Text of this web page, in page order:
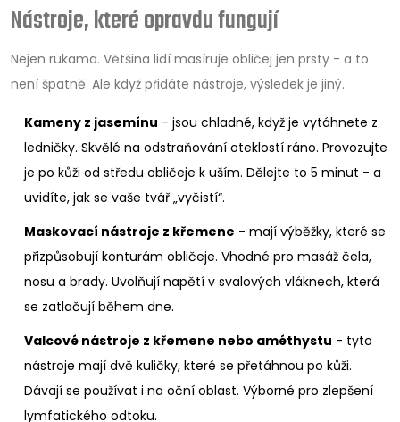
Nástroje, které opravdu fungují
Nejen rukama. Většina lidí masíruje obličej jen prsty - a to
není špatně. Ale když přidáte nástroje, výsledek je jiný.
Kameny z jasemínu - jsou chladné, když je vytáhnete z
ledničky. Skvělé na odstraňování oteklostí ráno. Provozujte
je po kůži od středu obličeje k uším. Dělejte to 5 minut - a
uvidíte, jak se vaše tvář „vyčistí“.
Maskovací nástroje z křemene - mají výběžky, které se
přizpůsobují konturám obličeje. Vhodné pro masáž čela,
nosu a brady. Uvolňují napětí v svalových vláknech, která
se zatlačují během dne.
Valcové nástroje z křemene nebo améthystu - tyto
nástroje mají dvě kuličky, které se přetáhnou po kůži.
Dávají se používat i na oční oblast. Výborné pro zlepšení
lymfatického odtoku.